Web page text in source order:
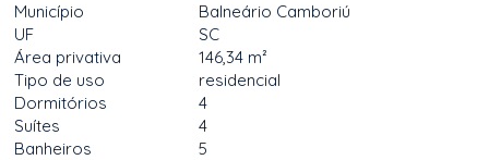
Município
Balneário Camboriú
UF
SC
Área privativa
146,34 m²
Tipo de uso
residencial
Dormitórios
4
Suítes
4
Banheiros
5